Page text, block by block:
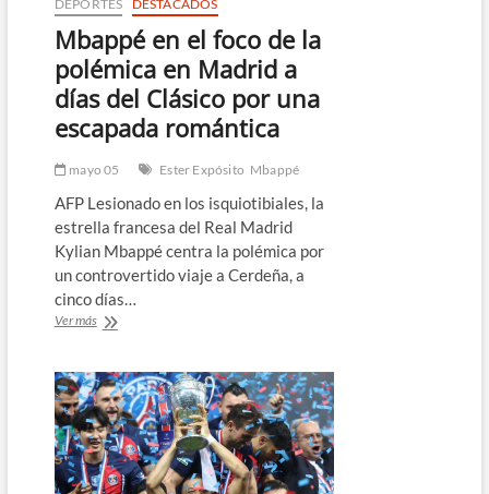
DEPORTES DESTACADOS
Mbappé en el foco de la
polémica en Madrid a
días del Clásico por una
escapada romántica
mayo 05 Ester Expósito Mbappé
AFP Lesionado en los isquiotibiales, la
estrella francesa del Real Madrid
Kylian Mbappé centra la polémica por
un controvertido viaje a Cerdeña, a
cinco días…
Ver másMbappé
foco
de
la
polémica
en
Madrid